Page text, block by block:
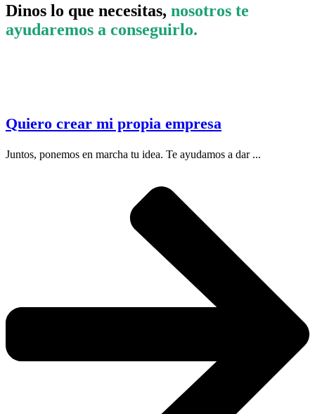
Dinos lo que necesitas, nosotros te
ayudaremos a conseguirlo.
Quiero crear mi propia empresa
Juntos, ponemos en marcha tu idea. Te ayudamos a dar ...